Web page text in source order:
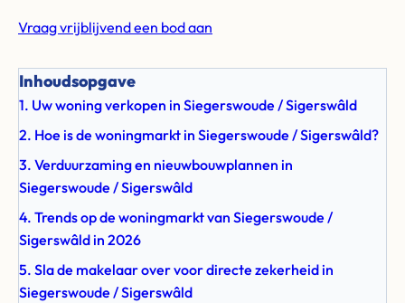
Vraag vrijblijvend een bod aan
Inhoudsopgave
1. Uw woning verkopen in Siegerswoude / Sigerswâld
2. Hoe is de woningmarkt in Siegerswoude / Sigerswâld?
3. Verduurzaming en nieuwbouwplannen in
Siegerswoude / Sigerswâld
4. Trends op de woningmarkt van Siegerswoude /
Sigerswâld in 2026
5. Sla de makelaar over voor directe zekerheid in
Siegerswoude / Sigerswâld